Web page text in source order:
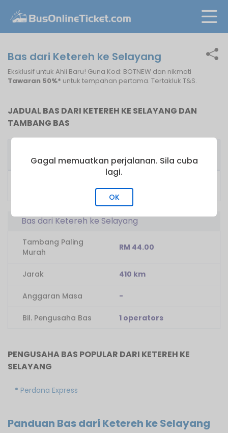
Bas dari Ketereh ke Selayang
Eksklusif untuk Ahli Baru! Guna Kod: BOTNEW dan nikmati
Tawaran 50%* untuk tempahan pertama. Tertakluk T&S.
JADUAL BAS DARI KETEREH KE SELAYANG DAN
TAMBANG BAS
Bas
Pertama
dari
09:20
Bas dari Ketereh ke Selayang
Tambang Paling
Murah
RM 44.00
Jarak 410 km
Anggaran Masa -
Bil. Pengusaha Bas 1 operators
PENGUSAHA BAS POPULAR DARI KETEREH KE
SELAYANG
Perdana Express
Panduan Bas dari Ketereh ke Selayang
Gagal memuatkan perjalanan. Sila cuba
lagi.
OK